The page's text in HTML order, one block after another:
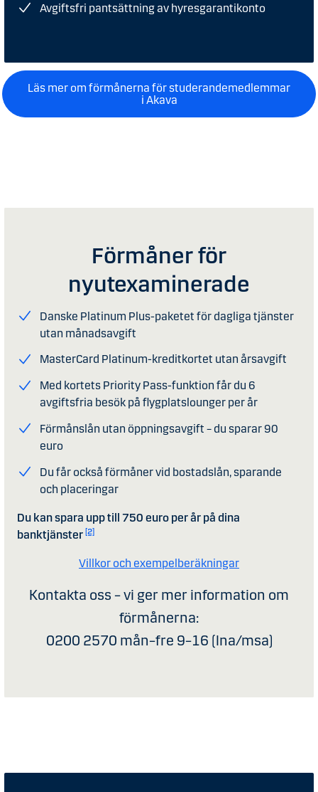
Avgiftsfri pantsättning av hyresgarantikonto
Läs mer om förmånerna för studerandemedlemmar
i Akava
Förmåner för
nyutexaminerade
Danske Platinum Plus-paketet för dagliga tjänster
utan månadsavgift
MasterCard Platinum-kreditkortet utan årsavgift
Med kortets Priority Pass-funktion får du 6
avgiftsfria besök på flygplatslounger per år
Förmånslån utan öppningsavgift – du sparar 90
euro
Du får också förmåner vid bostadslån, sparande
och placeringar
Du kan spara upp till 750 euro per år på dina
banktjänster [2]
Villkor och exempelberäkningar
Kontakta oss – vi ger mer information om
förmånerna:
0200 2570 mån–fre 9–16 (lna/msa)